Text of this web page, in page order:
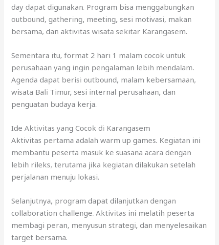
day dapat digunakan. Program bisa menggabungkan
outbound, gathering, meeting, sesi motivasi, makan
bersama, dan aktivitas wisata sekitar Karangasem.
Sementara itu, format 2 hari 1 malam cocok untuk
perusahaan yang ingin pengalaman lebih mendalam.
Agenda dapat berisi outbound, malam kebersamaan,
wisata Bali Timur, sesi internal perusahaan, dan
penguatan budaya kerja.
Ide Aktivitas yang Cocok di Karangasem
Aktivitas pertama adalah warm up games. Kegiatan ini
membantu peserta masuk ke suasana acara dengan
lebih rileks, terutama jika kegiatan dilakukan setelah
perjalanan menuju lokasi.
Selanjutnya, program dapat dilanjutkan dengan
collaboration challenge. Aktivitas ini melatih peserta
membagi peran, menyusun strategi, dan menyelesaikan
target bersama.